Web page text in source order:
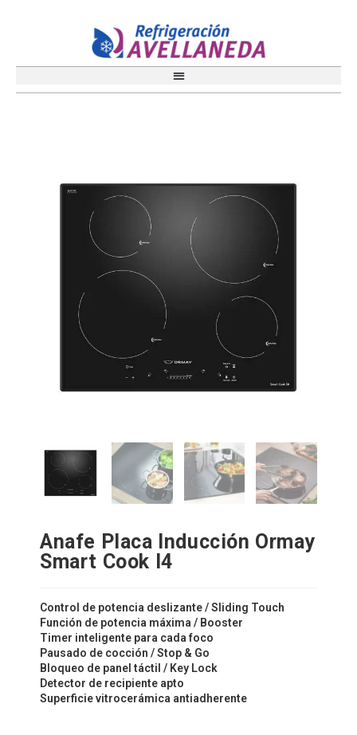
Anafe Placa Inducción Ormay
Smart Cook I4
Control de potencia deslizante / Sliding Touch
Función de potencia máxima / Booster
Timer inteligente para cada foco
Pausado de cocción / Stop & Go
Bloqueo de panel táctil / Key Lock
Detector de recipiente apto
Superficie vitrocerámica antiadherente